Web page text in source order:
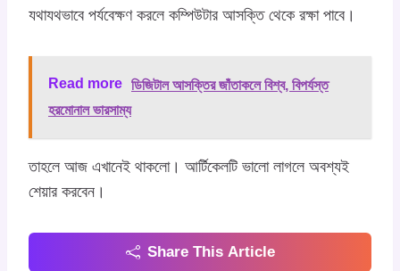
যথাযথভাবে পর্যবেক্ষণ করলে কম্পিউটার আসক্তি থেকে রক্ষা পাবে।
Read more ডিজিটাল আসক্তির জাঁতাকলে বিশ্ব, বিপর্যস্ত
হরমোনাল ভারসাম্য
তাহলে আজ এখানেই থাকলো। আর্টিকেলটি ভালো লাগলে অবশ্যই
শেয়ার করবেন।
Share This Article